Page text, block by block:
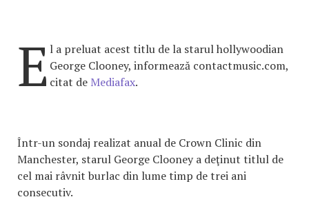
E l a preluat acest titlu de la starul hollywoodian
George Clooney, informează contactmusic.com,
citat de Mediafax.
Într-un sondaj realizat anual de Crown Clinic din
Manchester, starul George Clooney a deţinut titlul de
cel mai râvnit burlac din lume timp de trei ani
consecutiv.